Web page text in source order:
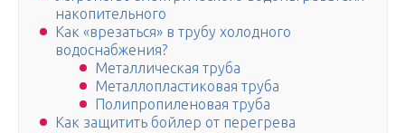
накопительного
Как «врезаться» в трубу холодного
водоснабжения?
Металлическая труба
Металлопластиковая труба
Полипропиленовая труба
Как защитить бойлер от перегрева